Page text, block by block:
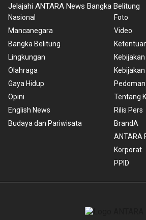
Jelajahi ANTARA News Bangka Belitung
Nasional
Mancanegara
Bangka Belitung
Lingkungan
Olahraga
Gaya Hidup
Opini
English News
Budaya dan Pariwisata
Foto
Video
Tentang
Rilis Pers
BrandA
ANTARA
Korporat
PPID